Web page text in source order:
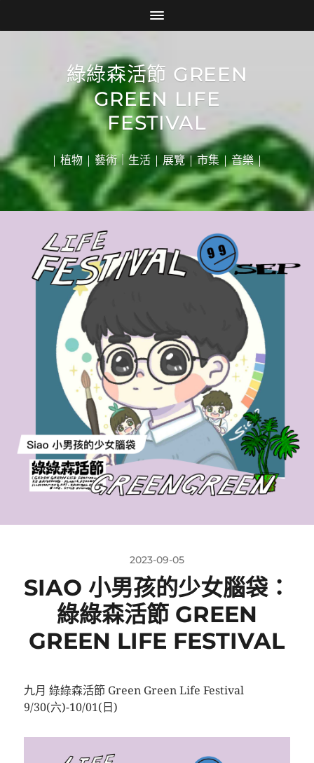
綠綠森活節 GREEN
GREEN LIFE
FESTIVAL
| 植物 | 藝術｜生活 | 展覽 | 市集 | 音樂 |
2023-09-05
SIAO 小男孩的少女腦袋：
綠綠森活節 GREEN
GREEN LIFE FESTIVAL
九月 綠綠森活節 Green Green Life Festival
9/30(六)-10/01(日)